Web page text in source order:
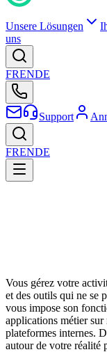
Unsere Lösungen
uns
FRENDE
Support
FRENDE
Vous gérez votre
et des outils qui ne se
vous impose son
applications métier
plateformes internes.
autour de votre réalité